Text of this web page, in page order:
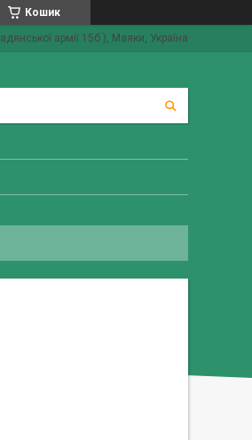
Кошик
армії 15б ), Маяки, Україна